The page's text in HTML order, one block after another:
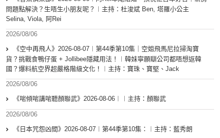
問題點解決？生唔生小朋友呢？︱主持：杜浚斌 Ben, 塔羅小公主
Selina, Viola, 阿Rei
2026/08/06
《空中再飛人》2026-08-07︱第44季第10集｜空姐飛馬尼拉掃淘寶
貨？挑戰食鴨仔蛋 + Jollibee隱藏用法！︱韓妹寧願瞓公司都唔想返韓
國？爆料航空界超嚴格階級文化！︱主持：寶珠、寶堅、Jack
2026/08/06
《啱傾啱講啱聽顏聯武》2026-08-06︱︱主持：顏聯武
2026/08/06
《日本咒怨凶間》2026-08-07︱第44季第10集：︱主持：藍秀朗